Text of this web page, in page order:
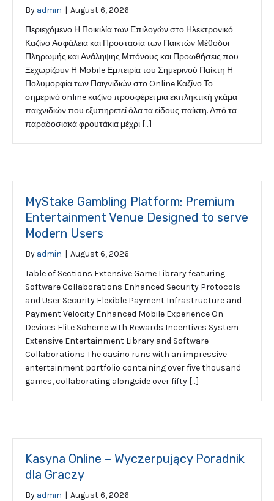
By admin | August 6, 2026
Περιεχόμενο Η Ποικιλία των Επιλογών στο Ηλεκτρονικό
Καζίνο Ασφάλεια και Προστασία των Παικτών Μέθοδοι
Πληρωμής και Ανάληψης Μπόνους και Προωθήσεις που
Ξεχωρίζουν Η Mobile Εμπειρία του Σημερινού Παίκτη Η
Πολυμορφία των Παιγνιδιών στο Online Καζίνο Το
σημερινό online καζίνο προσφέρει μια εκπληκτική γκάμα
παιχνιδιών που εξυπηρετεί όλα τα είδους παίκτη. Από τα
παραδοσιακά φρουτάκια μέχρι […]
MyStake Gambling Platform: Premium
Entertainment Venue Designed to serve
Modern Users
By admin | August 6, 2026
Table of Sections Extensive Game Library featuring
Software Collaborations Enhanced Security Protocols
and User Security Flexible Payment Infrastructure and
Payment Velocity Enhanced Mobile Experience On
Devices Elite Scheme with Rewards Incentives System
Extensive Entertainment Library and Software
Collaborations The casino runs with an impressive
entertainment portfolio containing over five thousand
games, collaborating alongside over fifty […]
Kasyna Online – Wyczerpujący Poradnik
dla Graczy
By admin | August 6, 2026